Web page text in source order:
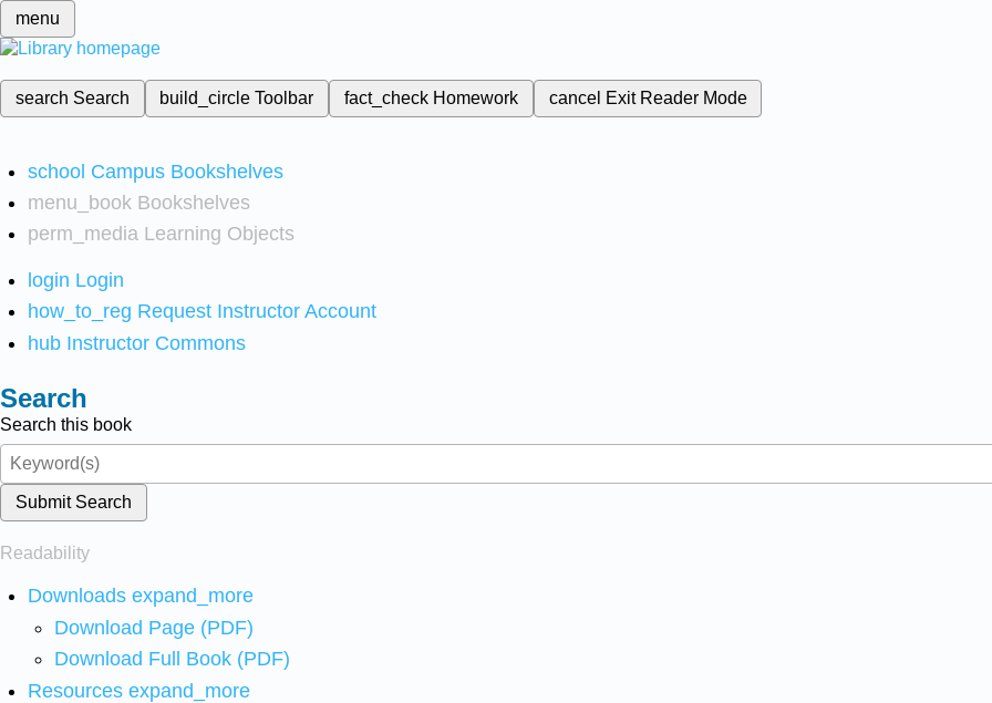
menu
search Search build_circleToolbar fact_check Homework cancel Exit Reader Mode
school Campus Bookshelves
menu_book Bookshelves
perm_media Learning Objects
login Login
how_to_reg Request Instructor Account
hub Instructor Commons
Search
Search this book
Submit Search
Readability
Downloads expand_more
Download Page (PDF)
Download Full Book (PDF)
Resources expand_more